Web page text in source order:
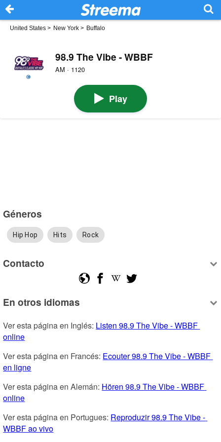
United States > New York > Buffalo
98.9 The Vibe - WBBF
AM · 1120
Play
Géneros
Hip Hop Hits Rock
Contacto
En otros idiomas
Ver esta página en Inglés: Listen 98.9 The Vibe - WBBF
online
Ver esta página en Francés: Ecouter 98.9 The Vibe - WBBF
en ligne
Ver esta página en Alemán: Hören 98.9 The Vibe - WBBF
online
Ver esta página en Portugues: Reproduzir 98.9 The Vibe -
WBBF ao vivo